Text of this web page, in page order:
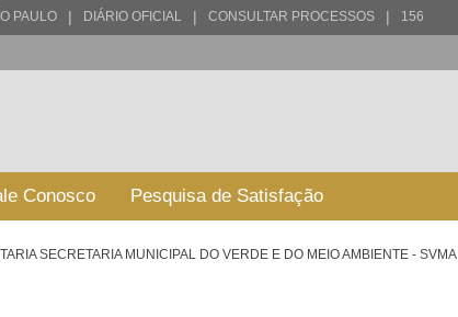
PAULO | DIÁRIO OFICIAL | CONSULTAR PROCESSOS | 156
Conosco Pesquisa de Satisfação
SECRETARIA MUNICIPAL DO VERDE E DO MEIO AMBIENTE -